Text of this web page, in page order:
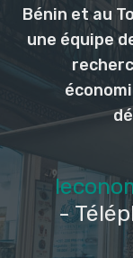
Bénin et au
une équipe
-